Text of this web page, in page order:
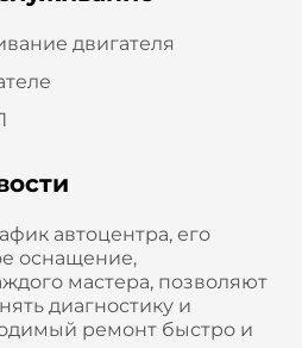
двигателя
автоцентра, его
оснащение,
мастера, позволяют
диагностику и
ремонт быстро и